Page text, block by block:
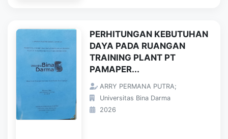
PERHITUNGAN KEBUTUHAN
DAYA PADA RUANGAN
TRAINING PLANT PT
PAMAPER...
ARRY PERMANA PUTRA;
Universitas Bina Darma
2026